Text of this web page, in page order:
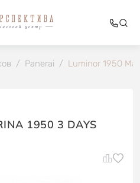
/ Panerai / Luminor 1950
1950 3 DAYS